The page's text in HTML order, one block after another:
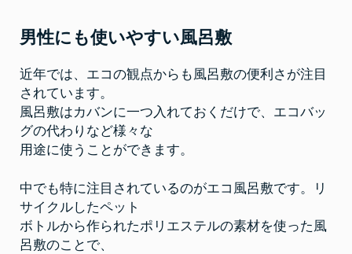
エ
コ
呂
敷
う
な
ら
京
都
敷
ド
ト
ネ
男性にも使いやすい風呂敷
近年では、エコの観点からも風呂敷の便利さが注目
されています。
風呂敷はカバンに一つ入れておくだけで、エコバッ
グの代わりなど様々な
用途に使うことができます。
中でも特に注目されているのがエコ風呂敷です。リ
サイクルしたペット
ボトルから作られたポリエステルの素材を使った風
呂敷のことで、